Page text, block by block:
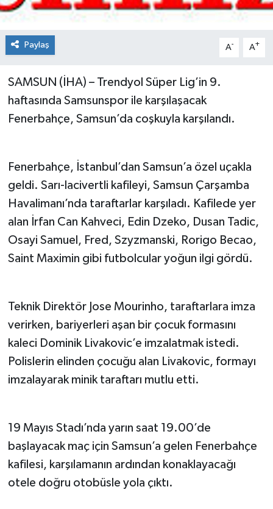
Paylaş A- A+
SAMSUN (İHA) – Trendyol Süper Lig’in 9.
haftasında Samsunspor ile karşılaşacak
Fenerbahçe, Samsun’da coşkuyla karşılandı.
Fenerbahçe, İstanbul’dan Samsun’a özel uçakla
geldi. Sarı-lacivertli kafileyi, Samsun Çarşamba
Havalimanı’nda taraftarlar karşıladı. Kafilede yer
alan İrfan Can Kahveci, Edin Dzeko, Dusan Tadic,
Osayi Samuel, Fred, Szyzmanski, Rorigo Becao,
Saint Maximin gibi futbolcular yoğun ilgi gördü.
Teknik Direktör Jose Mourinho, taraftarlara imza
verirken, bariyerleri aşan bir çocuk formasını
kaleci Dominik Livakovic’e imzalatmak istedi.
Polislerin elinden çocuğu alan Livakovic, formayı
imzalayarak minik taraftarı mutlu etti.
19 Mayıs Stadı’nda yarın saat 19.00’de
başlayacak maç için Samsun’a gelen Fenerbahçe
kafilesi, karşılamanın ardından konaklayacağı
otele doğru otobüsle yola çıktı.
Tokat Haberleri
Yaşam